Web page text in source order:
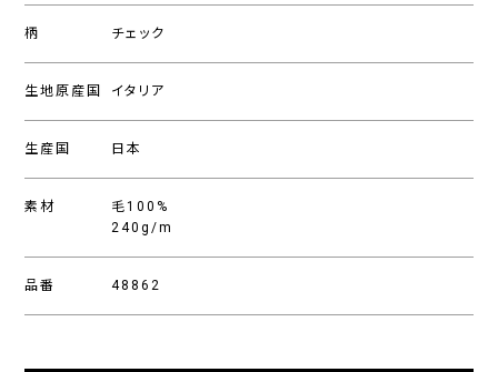
柄 チェック
生地原産国 イタリア
生産国 日本
素材
毛100%
240g/m
品番 48862